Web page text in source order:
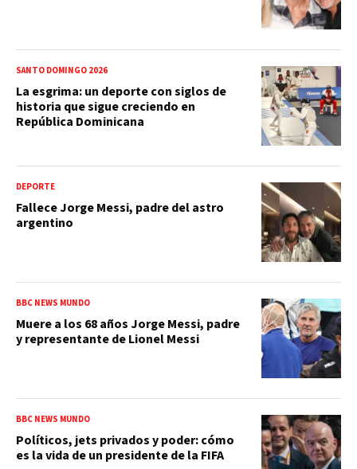
SANTO DOMINGO 2026
La esgrima: un deporte con siglos de
historia que sigue creciendo en
República Dominicana
DEPORTE
Fallece Jorge Messi, padre del astro
argentino
BBC NEWS MUNDO
Muere a los 68 años Jorge Messi, padre
y representante de Lionel Messi
BBC NEWS MUNDO
Políticos, jets privados y poder: cómo
es la vida de un presidente de la FIFA